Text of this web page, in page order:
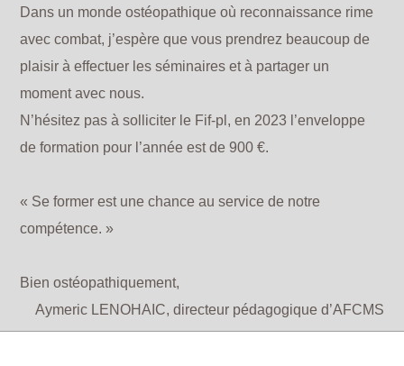
Dans un monde ostéopathique où reconnaissance rime
avec combat, j’espère que vous prendrez beaucoup de
plaisir à effectuer les séminaires et à partager un
moment avec nous.
N’hésitez pas à solliciter le Fif-pl, en 2023 l’enveloppe
de formation pour l’année est de 900 €.
« Se former est une chance au service de notre
compétence. »
Bien ostéopathiquement,
Aymeric LENOHAIC, directeur pédagogique d’AFCMS